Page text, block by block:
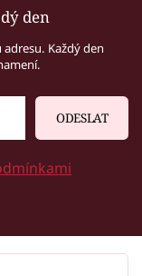
den
Každý den
ODESLAT